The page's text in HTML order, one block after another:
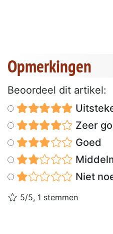
Opmerkingen
Beoordeel dit artikel:
Zeer
Goed
Niet
5/5, 1 stemmen